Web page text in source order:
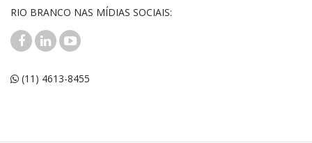
RIO BRANCO NAS MÍDIAS SOCIAIS:
(11) 4613-8455